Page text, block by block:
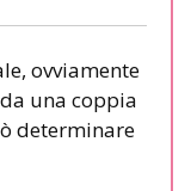
ovviamente
una coppia
determinare